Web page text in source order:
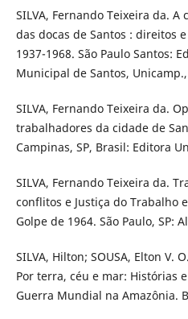
SILVA, Fernando Teixeira da.
das docas de Santos : direitos
1937-1968. São Paulo Santos:
Municipal de Santos,
SILVA, Fernando Teixeira da.
trabalhadores da cidade de
Campinas, SP, Brasil: Editora
SILVA, Fernando Teixeira da.
conflitos e Justiça do Trabalho
Golpe de 1964. São Paulo, SP:
SILVA, Hilton; SOUSA, Elton V.
Por terra, céu e mar: Histórias
Guerra Mundial na Amazônia.